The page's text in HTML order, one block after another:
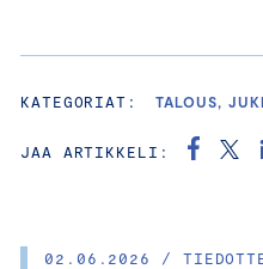
02.06.2026 /
KATEGORIAT: TALOUS,
JAA ARTIKKELI: